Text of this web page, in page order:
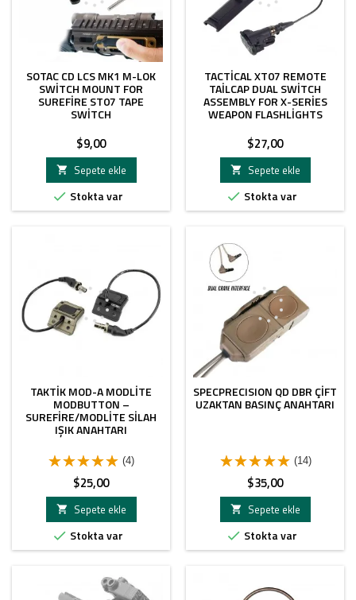
SOTAC CD LCS MK1 M-LOK
SWITCH MOUNT FOR
SUREFIRE ST07 TAPE
SWITCH
Fiyat
$9,00

Sepete ekle
 Stokta var
TACTICAL XT07 REMOTE
TAILCAP DUAL SWITCH
ASSEMBLY FOR X-SERIES
WEAPON FLASHLIGHTS
Fiyat
$27,00

Sepete ekle
 Stokta var
TAKTIK MOD-A MODLITE
MODBUTTON –
SUREFIRE/MODLITE SILAH
IŞIK ANAHTARI
(4)
Fiyat
$25,00

Sepete ekle
 Stokta var
SPECPRECISION QD DBR ÇIFT
UZAKTAN BASINÇ ANAHTARI
(14)
Fiyat
$35,00

Sepete ekle
 Stokta var